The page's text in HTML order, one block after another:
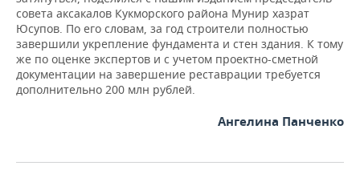
совета аксакалов Кукморского района Мунир хазрат
Юсупов. По его словам, за год строители полностью
завершили укрепление фундамента и стен здания. К тому
же по оценке экспертов и с учетом проектно-сметной
документации на завершение реставрации требуется
дополнительно 200 млн рублей.
Ангелина Панченко